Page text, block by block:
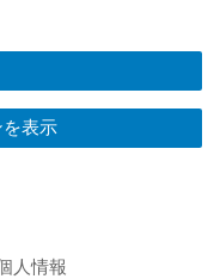
表示
人情報